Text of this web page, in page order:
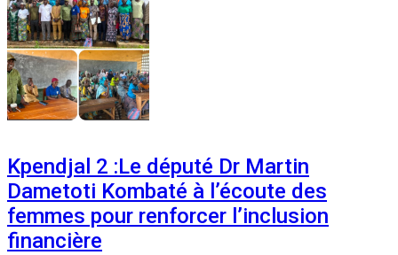
Kpendjal 2 :Le député Dr Martin
Dametoti Kombaté à l’écoute des
femmes pour renforcer l’inclusion
financière